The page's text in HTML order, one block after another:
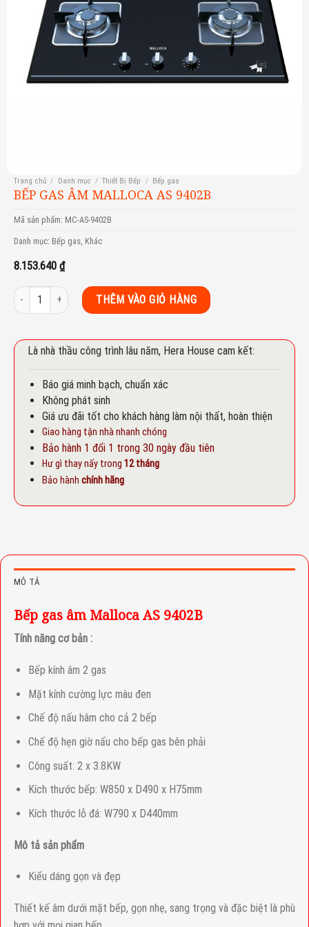
Trang chủ / Danh mục / Thiết Bị Bếp / Bếp gas
BẾP GAS ÂM MALLOCA AS 9402B
Mã sản phẩm: MC-AS-9402B
Danh mục: Bếp gas, Khác
8.153.640 ₫
Bếp gas âm Malloca AS 9402B số lượng
THÊM VÀO GIỎ HÀNG
Là nhà thầu công trình lâu năm, Hera House cam kết:
Báo giá minh bạch, chuẩn xác
Không phát sinh
Giá ưu đãi tốt cho khách hàng làm nội thất, hoàn thiện
Giao hàng tận nhà nhanh chóng
Bảo hành 1 đổi 1 trong 30 ngày đầu tiên
Hư gì thay nấy trong 12 tháng
Bảo hành chính hãng
MÔ TẢ
Bếp gas âm Malloca AS 9402B
Tính năng cơ bản :
Bếp kính âm 2 gas
Mặt kính cường lực màu đen
Chế độ nấu hâm cho cả 2 bếp
Chế độ hẹn giờ nấu cho bếp gas bên phải
Công suất: 2 x 3.8KW
Kích thước bếp: W850 x D490 x H75mm
Kích thước lỗ đá: W790 x D440mm
Mô tả sản phẩm
Kiểu dáng gọn và đẹp
Thiết kế âm dưới mặt bếp, gọn nhẹ, sang trọng và đặc biệt là phù